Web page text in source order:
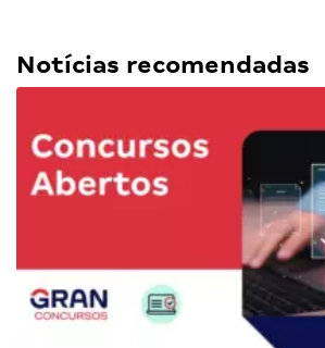
Notícias recomendadas